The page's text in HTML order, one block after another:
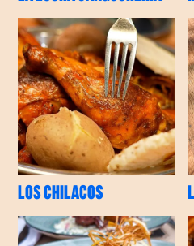
LOS CHILACOS